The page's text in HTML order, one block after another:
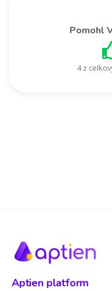
Pomohl
4 z
Aptien platform